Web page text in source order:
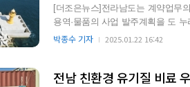
[더조은뉴스]전라남도는 계약업무
용역·물품의 사업 발주계획을 도
2025년 전남도 발…
박종수 기자 2025.01.22 16:42
전남 친환경 유기질 비료